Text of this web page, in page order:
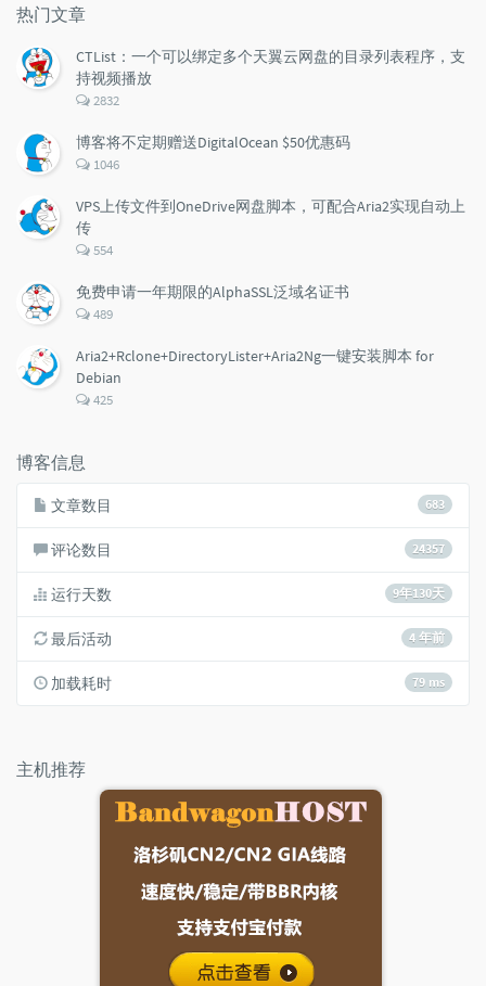
热门文章
CTList：一个可以绑定多个天翼云网盘的目录列表程序，支
持视频播放
评
数：
2832
博客将不定期赠送DigitalOcean $50优惠码
评
数：
1046
VPS上传文件到OneDrive网盘脚本，可配合Aria2实现自动上
传
评
数：
554
免费申请一年期限的AlphaSSL泛域名证书
评
数：
489
Aria2+Rclone+DirectoryLister+Aria2Ng一键安装脚本 for
Debian
评
425
博客信息
683
文章数目
24357
评论数目
9年130天
运行天数
4 年前
最后活动
79 ms
加载耗时
主机推荐